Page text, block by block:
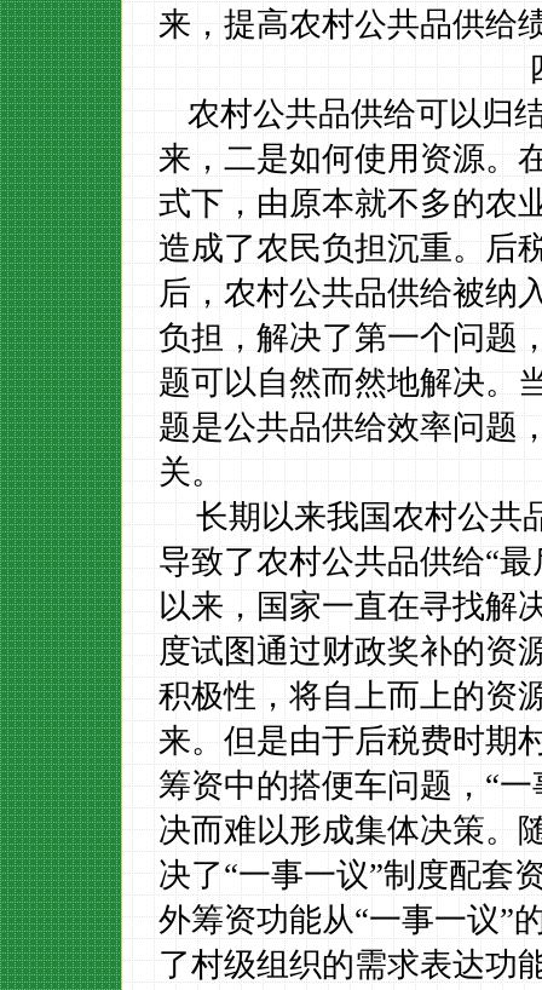
来，提高农村公共品供给
农村公共品供给可以归
来，二是如何使用资源。
式下，由原本就不多的农
造成了农民负担沉重。后
后，农村公共品供给被纳
负担，解决了第一个问题
题可以自然而然地解决。
题是公共品供给效率问题
关。
长期以来我国农村公共
导致了农村公共品供给“
以来，国家一直在寻找解
度试图通过财政奖补的资
积极性，将自上而上的资
来。但是由于后税费时期
筹资中的搭便车问题，“
决而难以形成集体决策。
决了“一事一议”制度配套
外筹资功能从“一事一议”
了村级组织的需求表达功